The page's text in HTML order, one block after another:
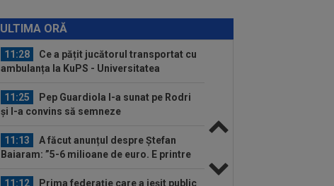
ULTIMA ORĂ
Ce a spus despre preluarea CFR-ului
11:28
Ce a pățit jucătorul transportat cu
ambulanța la KuPS - Universitatea
11:25
Pep Guardiola l-a sunat pe Rodri
și l-a convins să semneze
11:13
A făcut anunțul despre Ștefan
Baiaram: ”5-6 milioane de euro. E printre
11:12
Prima federație care a ieșit public